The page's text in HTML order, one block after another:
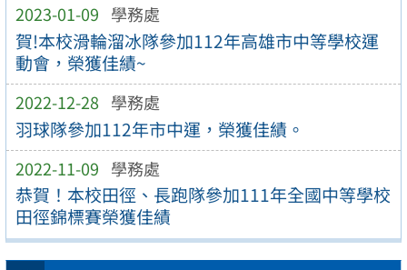
2023-01-09 學務處
賀!本校滑輪溜冰隊參加112年高雄市中等學校運
動會，榮獲佳績~
2022-12-28 學務處
羽球隊參加112年市中運，榮獲佳績。
2022-11-09 學務處
恭賀！本校田徑、長跑隊參加111年全國中等學校
田徑錦標賽榮獲佳績